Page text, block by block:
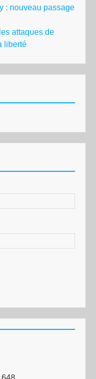
: nouveau passage
attaques de
liberté